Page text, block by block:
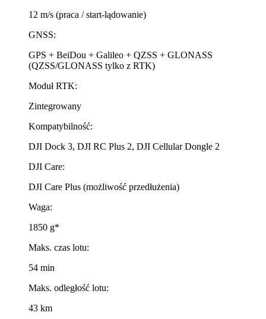
12 m/s (praca / start-lądowanie)
GNSS:
GPS + BeiDou + Galileo + QZSS + GLONASS
(QZSS/GLONASS tylko z RTK)
Moduł RTK:
Zintegrowany
Kompatybilność:
DJI Dock 3, DJI RC Plus 2, DJI Cellular Dongle 2
DJI Care:
DJI Care Plus (możliwość przedłużenia)
Waga:
1850 g*
Maks. czas lotu:
54 min
Maks. odległość lotu:
43 km